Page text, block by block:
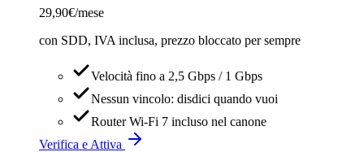
29,90€/mese
con SDD, IVA inclusa, prezzo bloccato per sempre
Velocità fino a 2,5 Gbps / 1 Gbps
Nessun vincolo: disdici quando vuoi
Router Wi-Fi 7 incluso nel canone
Verifica e Attiva